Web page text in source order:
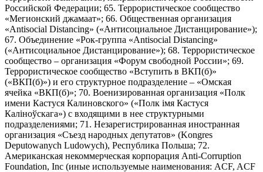
Российской Федерации; 65. Террористическое сообщество
«Мегионский джамаат»; 66. Общественная организация
«Antisocial Distancing» («Антисоциальное Дистанцирование»);
67. Объединение «Рок-группа «Antisocial Distancing»
(«Антисоциальное Дистанцирование»); 68. Террористическое
сообщество – организация «Форум свободной России»; 69.
Террористическое сообщество «Вступить в ВКП(б)»
(«ВКП(б)») и его структурное подразделение – «Омская
ячейка «ВКП(б)»; 70. Военизированная организация «Полк
имени Кастуся Калиновского» («Полк iмя Кастуся
Калiноўскага») с входящими в нее структурными
подразделениями; 71. Незарегистрированная иностранная
организация «Съезд народных депутатов» (Kongres
Deputowanych Ludowych), Республика Польша; 72.
Американская некоммерческая корпорация Anti-Corruption
Foundation, Inc (иные используемые наименования: ACF, ACF